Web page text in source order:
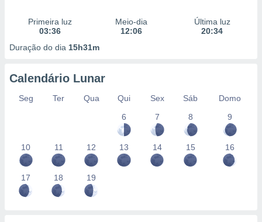
Primeira luz
03:36
Meio-dia
12:06
Última luz
20:34
Duração do dia 15h31m
Calendário Lunar
Seg Ter Qua Qui Sex Sáb
Domo
6
7 8 9
10 11 12 13 14 15 16
17 18 19